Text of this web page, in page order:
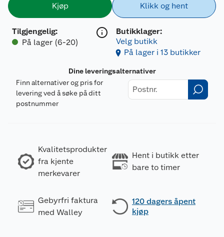
Kjøp
Tilgjengelig:
På lager (6-20)
Klikk og hent
Butikklager:
Velg butikk
På lager i 13 butikker
Dine leveringsalternativer
Finn alternativer og pris for
levering ved å søke på ditt
postnummer
Kvalitetsprodukter
fra kjente
merkevarer
Hent i butikk etter
bare to timer
Gebyrfri faktura
med Walley
120 dagers åpent
kjøp